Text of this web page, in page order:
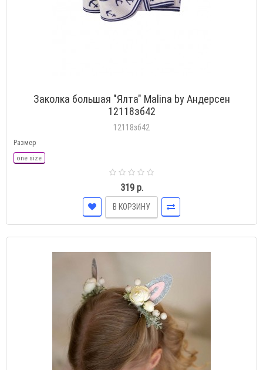
Заколка большая "Ялта" Malina by Андерсен
12118зб42
12118зб42
Размер
one size
319 р.
В КОРЗИНУ